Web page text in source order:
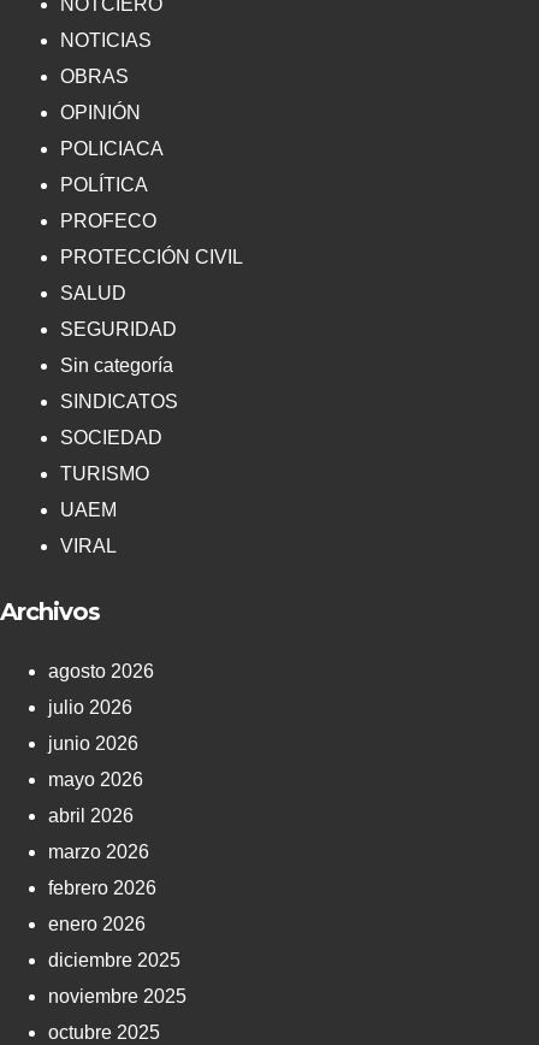
NOTCIERO
NOTICIAS
OBRAS
OPINIÓN
POLICIACA
POLÍTICA
PROFECO
PROTECCIÓN CIVIL
SALUD
SEGURIDAD
Sin categoría
SINDICATOS
SOCIEDAD
TURISMO
UAEM
VIRAL
Archivos
agosto 2026
julio 2026
junio 2026
mayo 2026
abril 2026
marzo 2026
febrero 2026
enero 2026
diciembre 2025
noviembre 2025
octubre 2025